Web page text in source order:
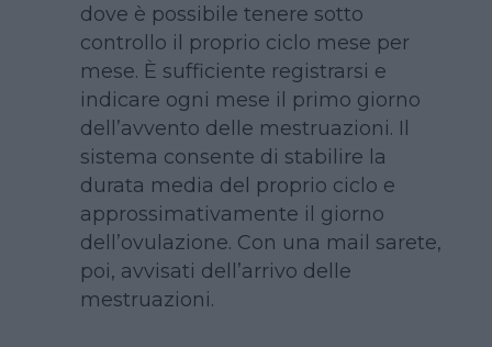
dove è possibile tenere sotto
controllo il proprio ciclo mese per
mese. È sufficiente registrarsi e
indicare ogni mese il primo giorno
dell’avvento delle mestruazioni. Il
sistema consente di stabilire la
durata media del proprio ciclo e
approssimativamente il giorno
dell’ovulazione. Con una mail sarete,
poi, avvisati dell’arrivo delle
mestruazioni.